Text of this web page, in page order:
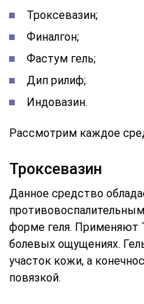
Троксевазин;
Финалгон;
Фастум гель;
Дип рилиф;
Индовазин.
Рассмотрим каждое
Троксевазин
Данное средство
форме геля. Применяют
болевых ощущениях.
участок кожи, а
повязкой.